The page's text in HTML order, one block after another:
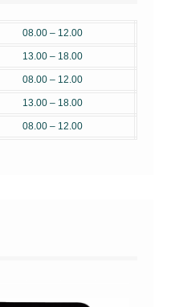
08.00 – 12.00
13.00 – 18.00
08.00 – 12.00
13.00 – 18.00
08.00 – 12.00